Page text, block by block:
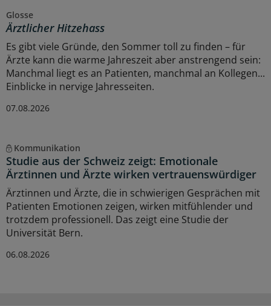
Glosse
Ärztlicher Hitzehass
Es gibt viele Gründe, den Sommer toll zu finden – für
Ärzte kann die warme Jahreszeit aber anstrengend sein:
Manchmal liegt es an Patienten, manchmal an Kollegen...
Einblicke in nervige Jahresseiten.
07.08.2026
Kommunikation
Studie aus der Schweiz zeigt: Emotionale
Ärztinnen und Ärzte wirken vertrauenswürdiger
Ärztinnen und Ärzte, die in schwierigen Gesprächen mit
Patienten Emotionen zeigen, wirken mitfühlender und
trotzdem professionell. Das zeigt eine Studie der
Universität Bern.
06.08.2026